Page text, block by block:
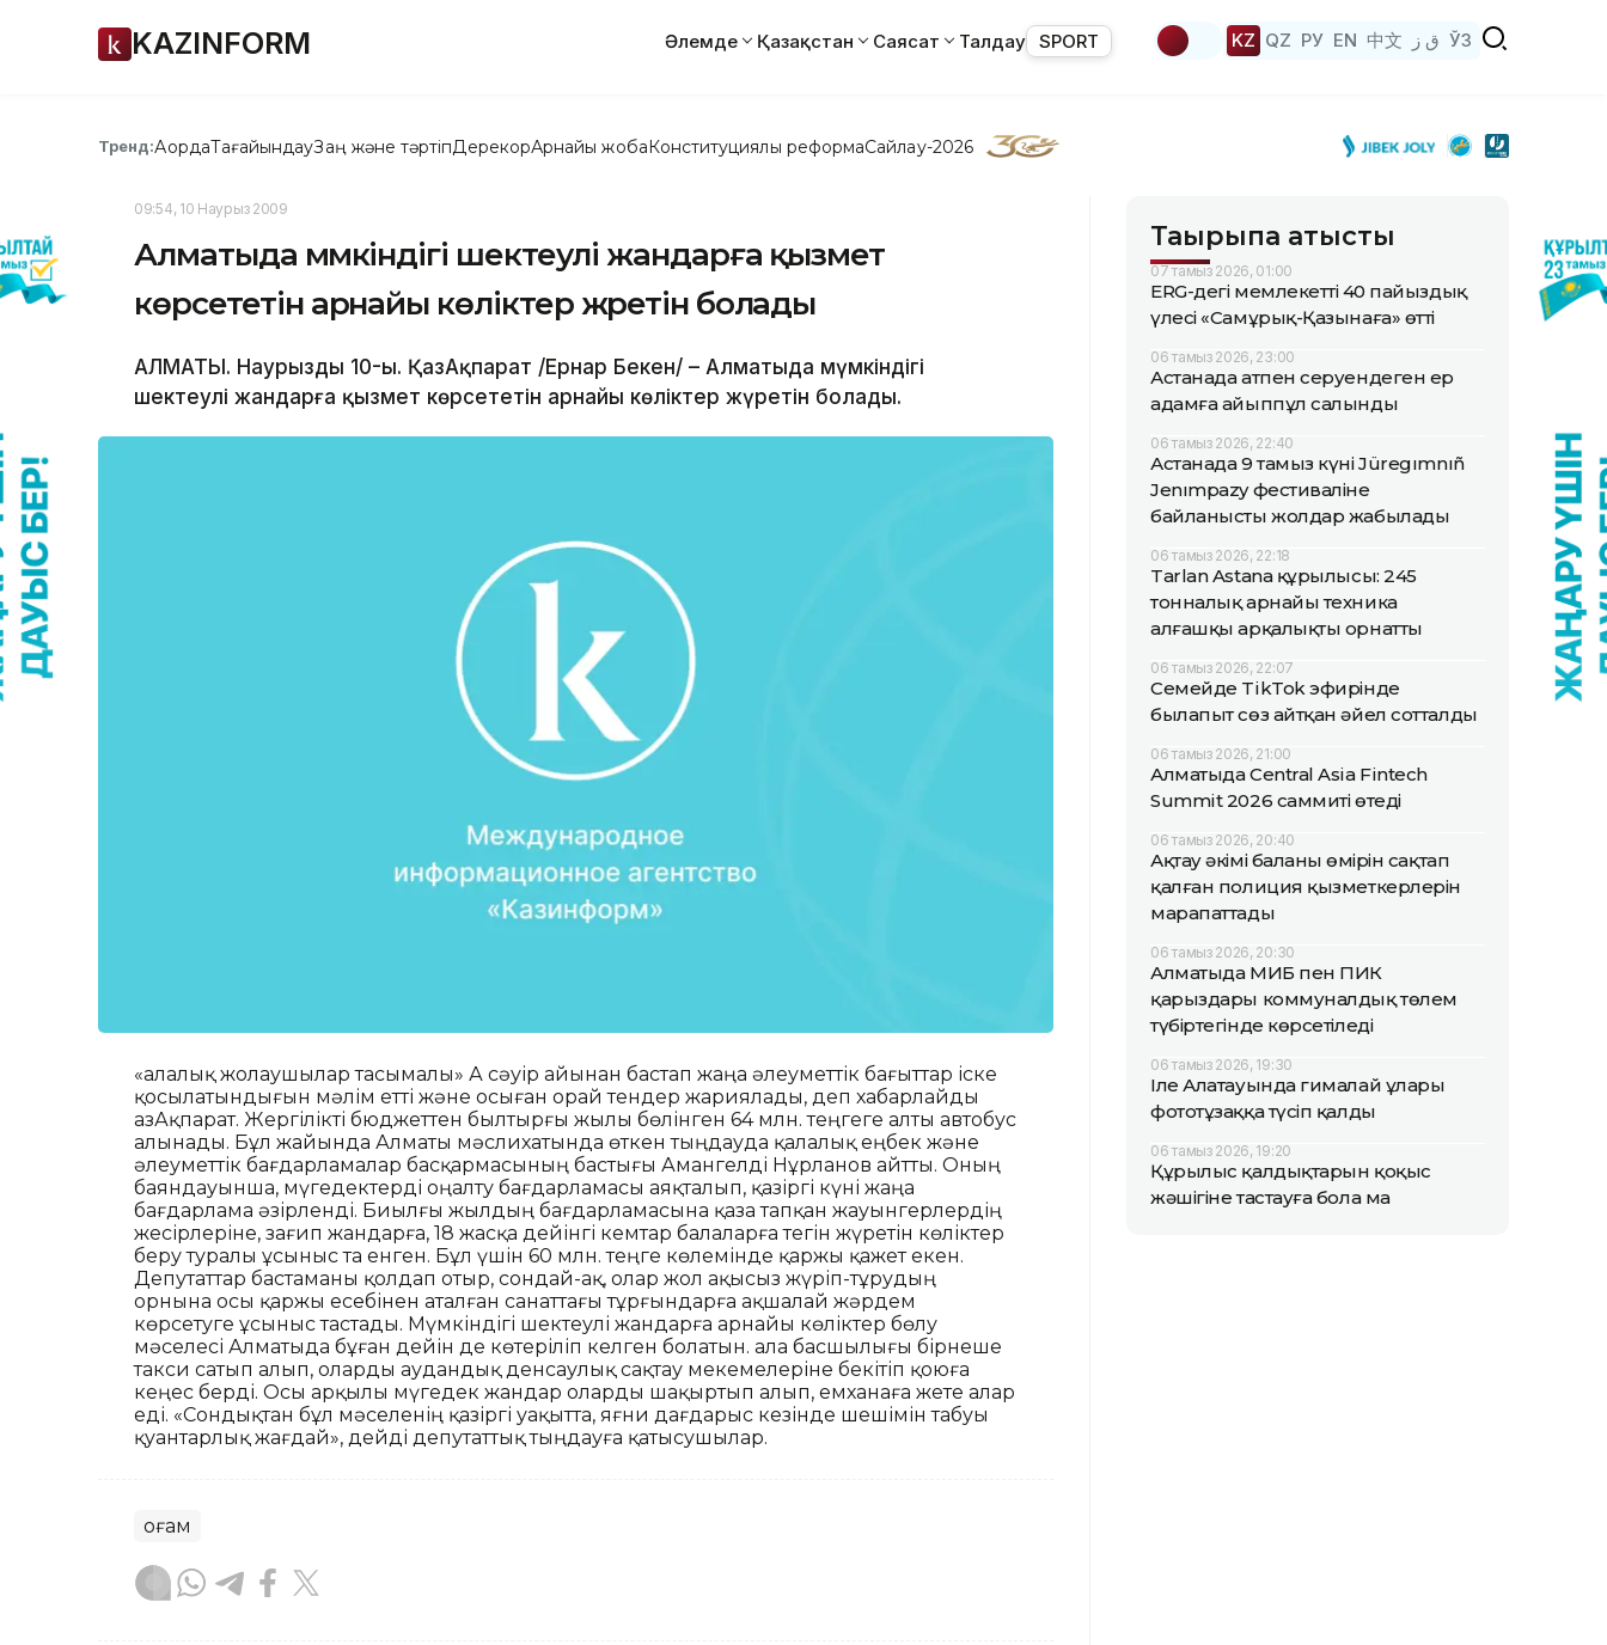
KAZINFORM Әлемде Қазақстан Саясат Талдау SPORT KZ QZ РУ EN 中文 ق ز ЎЗ
Тренд:АқордаТағайындауЗаң және тәртіпДерекқорАрнайы жобаКонституциялық реформаСайлау-2026
09:54, 10 Наурыз 2009
Алматыда мүмкіндігі шектеулі жандарға қызмет
көрсететін арнайы көліктер жүретін болады
АЛМАТЫ. Наурыздың 10-ы. ҚазАқпарат /Ернар Бекен/ – Алматыда мүмкіндігі
шектеулі жандарға қызмет көрсететін арнайы көліктер жүретін болады.
«Қалалық жолаушылар тасымалы» АҚ сәуір айынан бастап жаңа әлеуметтік бағыттар іске
қосылатындығын мәлім етті және осыған орай тендер жариялады, деп хабарлайды
ҚазАқпарат. Жергілікті бюджеттен былтырғы жылы бөлінген 64 млн. теңгеге алты автобус
алынады. Бұл жайында Алматы мәслихатында өткен тыңдауда қалалық еңбек және
әлеуметтік бағдарламалар басқармасының бастығы Амангелді Нұрланов айтты. Оның
баяндауынша, мүгедектерді оңалту бағдарламасы аяқталып, қазіргі күні жаңа
бағдарлама әзірленді. Биылғы жылдың бағдарламасына қаза тапқан жауынгерлердің
жесірлеріне, зағип жандарға, 18 жасқа дейінгі кемтар балаларға тегін жүретін көліктер
беру туралы ұсыныс та енген. Бұл үшін 60 млн. теңге көлемінде қаржы қажет екен.
Депутаттар бастаманы қолдап отыр, сондай-ақ, олар жол ақысыз жүріп-тұрудың
орнына осы қаржы есебінен аталған санаттағы тұрғындарға ақшалай жәрдем
көрсетуге ұсыныс тастады. Мүмкіндігі шектеулі жандарға арнайы көліктер бөлу
мәселесі Алматыда бұған дейін де көтеріліп келген болатын. Қала басшылығы бірнеше
такси сатып алып, оларды аудандық денсаулық сақтау мекемелеріне бекітіп қоюға
кеңес берді. Осы арқылы мүгедек жандар оларды шақыртып алып, емханаға жете алар
еді. «Сондықтан бұл мәселенің қазіргі уақытта, яғни дағдарыс кезінде шешімін табуы
қуантарлық жағдай», дейді депутаттық тыңдауға қатысушылар.
Қоғам
Тақырыпқа қатысты
07 тамыз 2026, 01:00
ERG-дегі мемлекеттің 40 пайыздық
үлесі «Самұрық-Қазынаға» өтті
06 тамыз 2026, 23:00
Астанада атпен серуендеген ер
адамға айыппұл салынды
06 тамыз 2026, 22:40
Астанада 9 тамыз күні Jüregımnıñ
Jenımpazy фестиваліне
байланысты жолдар жабылады
06 тамыз 2026, 22:18
Tarlan Astana құрылысы: 245
тонналық арнайы техника
алғашқы арқалықты орнатты
06 тамыз 2026, 22:07
Семейде TikTok эфирінде
былапыт сөз айтқан әйел сотталды
06 тамыз 2026, 21:00
Алматыда Central Asia Fintech
Summit 2026 саммиті өтеді
06 тамыз 2026, 20:40
Ақтау әкімі баланың өмірін сақтап
қалған полиция қызметкерлерін
марапаттады
06 тамыз 2026, 20:30
Алматыда МИБ пен ПИК
қарыздары коммуналдық төлем
түбіртегінде көрсетіледі
06 тамыз 2026, 19:30
Іле Алатауында гималай ұлары
фототұзаққа түсіп қалды
06 тамыз 2026, 19:20
Құрылыс қалдықтарын қоқыс
жәшігіне тастауға бола ма